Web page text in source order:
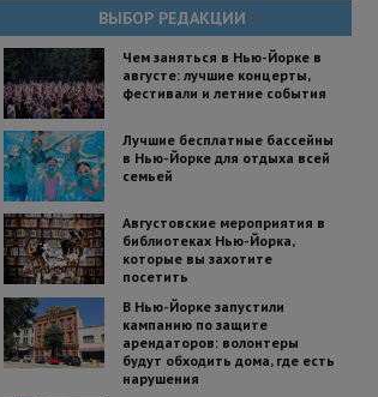
ВЫБОР РЕДАКЦИИ
Чем заняться в Нью-Йорке в
августе: лучшие концерты,
фестивали и летние события
Лучшие бесплатные бассейны
в Нью-Йорке для отдыха всей
семьей
Августовские мероприятия в
библиотеках Нью-Йорка,
которые вы захотите
посетить
В Нью-Йорке запустили
кампанию по защите
арендаторов: волонтеры
будут обходить дома, где есть
нарушения